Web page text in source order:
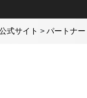
式サイト > パートナー